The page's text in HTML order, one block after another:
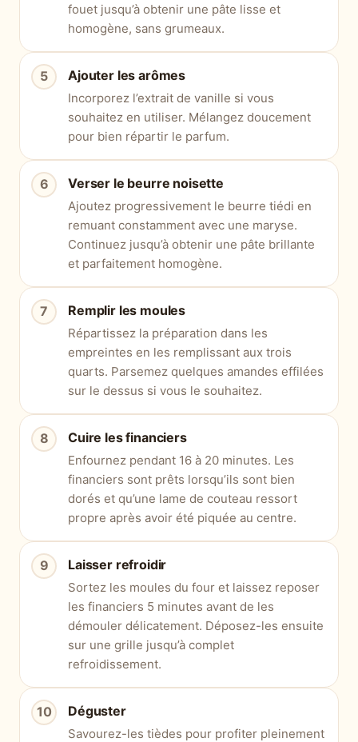
fouet jusqu’à obtenir une pâte lisse et
homogène, sans grumeaux.
Ajouter les arômes
Incorporez l’extrait de vanille si vous
souhaitez en utiliser. Mélangez doucement
pour bien répartir le parfum.
Verser le beurre noisette
Ajoutez progressivement le beurre tiédi en
remuant constamment avec une maryse.
Continuez jusqu’à obtenir une pâte brillante
et parfaitement homogène.
Remplir les moules
Répartissez la préparation dans les
empreintes en les remplissant aux trois
quarts. Parsemez quelques amandes effilées
sur le dessus si vous le souhaitez.
Cuire les financiers
Enfournez pendant 16 à 20 minutes. Les
financiers sont prêts lorsqu’ils sont bien
dorés et qu’une lame de couteau ressort
propre après avoir été piquée au centre.
Laisser refroidir
Sortez les moules du four et laissez reposer
les financiers 5 minutes avant de les
démouler délicatement. Déposez-les ensuite
sur une grille jusqu’à complet
refroidissement.
Déguster
Savourez-les tièdes pour profiter pleinement